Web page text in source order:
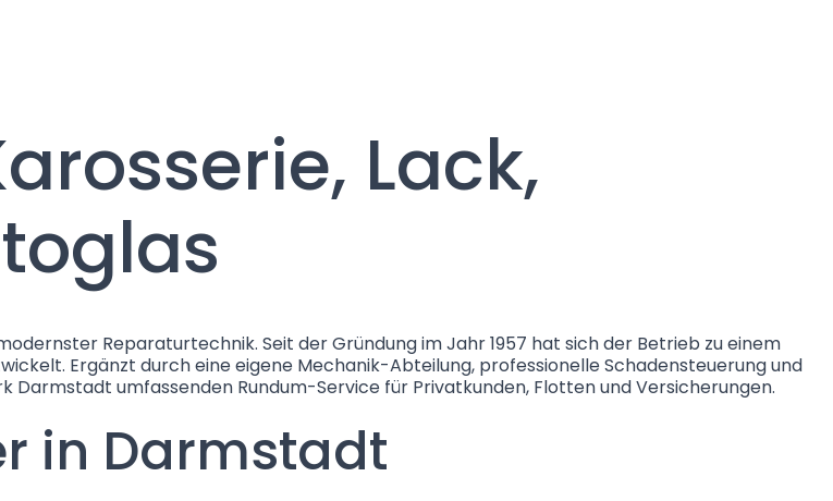
Lack,
Reparaturtechnik. Seit der Gründung im Jahr 1957 hat sich der Betrieb zu einem
Ergänzt durch eine eigene Mechanik-Abteilung, professionelle Schadensteuerung und
umfassenden Rundum-Service für Privatkunden, Flotten und Versicherungen.
in Darmstadt